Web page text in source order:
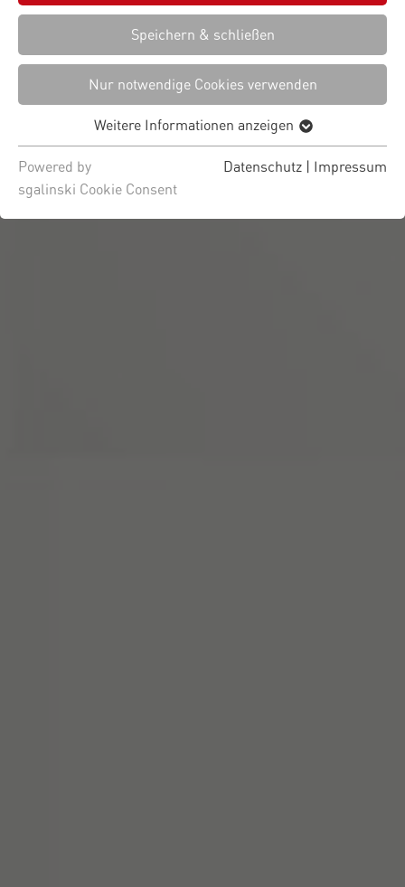
Speichern & schließen
Nur notwendige Cookies verwenden
Weitere Informationen anzeigen
Powered by
sgalinski Cookie Consent
Datenschutz | Impressum